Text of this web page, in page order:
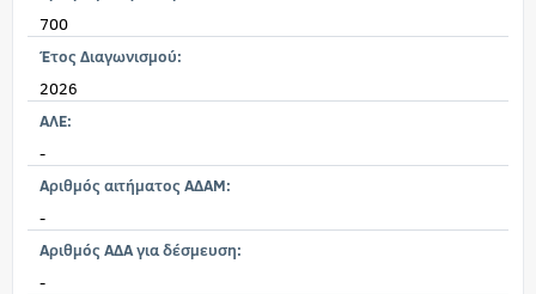
700
Έτος Διαγωνισμού:
2026
ΑΛΕ:
-
Αριθμός αιτήματος ΑΔΑΜ:
-
Αριθμός ΑΔΑ για δέσμευση:
-